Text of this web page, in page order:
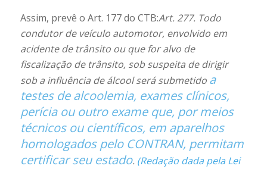
Assim, prevê o Art. 177 do CTB:Art. 277. Todo
condutor de veículo automotor, envolvido em
acidente de trânsito ou que for alvo de
fiscalização de trânsito, sob suspeita de dirigir
sob a influência de álcool será submetido a
testes de alcoolemia, exames clínicos,
perícia ou outro exame que, por meios
técnicos ou científicos, em aparelhos
homologados pelo CONTRAN, permitam
certificar seu estado. (Redação dada pela Lei